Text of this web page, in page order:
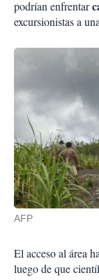
podrían enfrentar
excursionistas a
AFP
El acceso al área
luego de que